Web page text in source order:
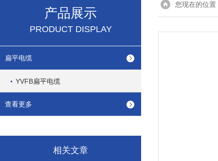
产品展示
PRODUCT DISPLAY
扁平电缆
YVFB扁平电缆
查看更多
相关文章
您现在的位置